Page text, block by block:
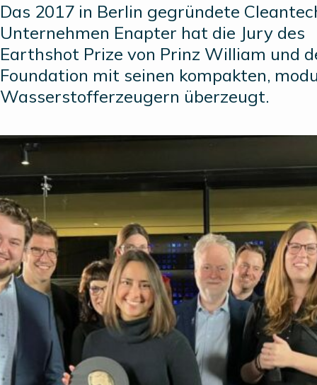
Das 2017 in Berlin gegründete
Unternehmen Enapter hat die Jury des
Earthshot Prize von Prinz William und
Foundation mit seinen kompakten,
Wasserstofferzeugern überzeugt.